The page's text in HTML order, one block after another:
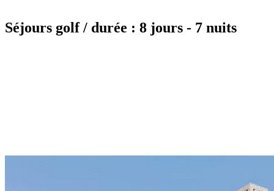
Séjours golf / durée : 8 jours - 7 nuits